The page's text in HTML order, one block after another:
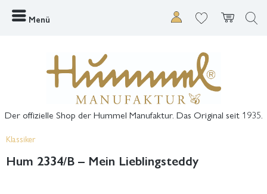
Menü
Der offizielle Shop der Hummel Manufaktur. Das Original seit 1935.
Klassiker
Hum 2334/B – Mein Lieblingsteddy